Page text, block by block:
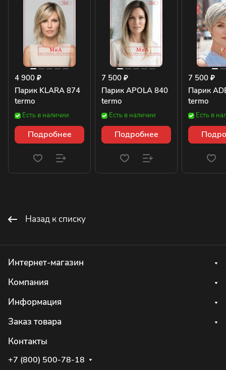
4 900 ₽
Парик KLARA 874
termo
Есть в наличии
Подробнее
7 500 ₽
Парик APOLA 840
termo
Есть в наличии
Подробнее
7 500 ₽
Парик
termo
Есть в
Назад к списку
Интернет-магазин
Компания
Информация
Заказ товара
Контакты
+7 (800) 500-78-18